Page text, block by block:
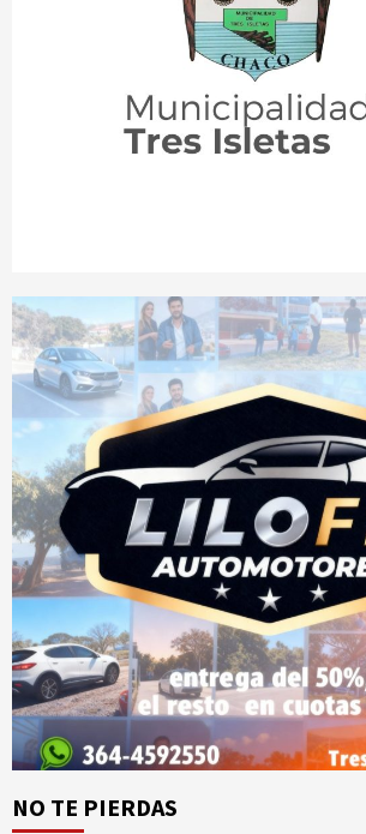
NO TE PIERDAS